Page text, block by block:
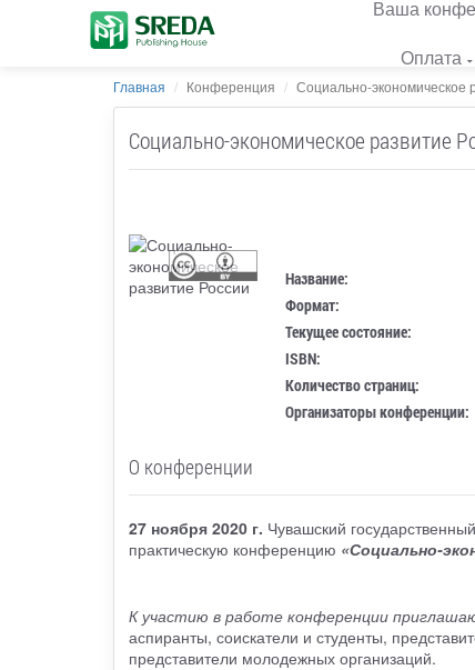
Ваша
Оплата
Главная Конференция Социально-экономическое
Социально-экономическое развитие
Название:
Формат:
Текущее состояние:
ISBN:
Количество страниц:
Организаторы конференции:
О конференции
27 ноября 2020 г. Чувашский
практическую конференцию «Социально-
К участию в работе конференции
аспиранты, соискатели и студенты,
представители молодежных организаций.